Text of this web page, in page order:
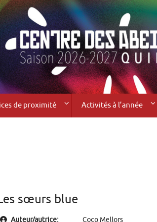
de proximité Activités à l’année
sœurs blue
Auteur/autrice:
Coco Mellors